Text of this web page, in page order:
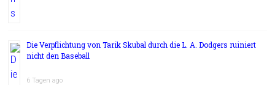
Die Verpflichtung von Tarik Skubal durch die L. A. Dodgers ruiniert
nicht den Baseball
6 Tagen ago